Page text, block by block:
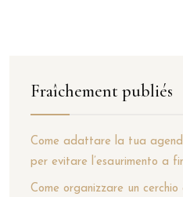
Fraîchement publiés
Come adattare la tua
per evitare l’esaurimento a
Come organizzare un